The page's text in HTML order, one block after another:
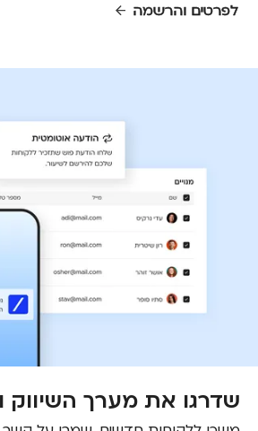
לפרטים והרשמה
שדרגו את מערך השיווק